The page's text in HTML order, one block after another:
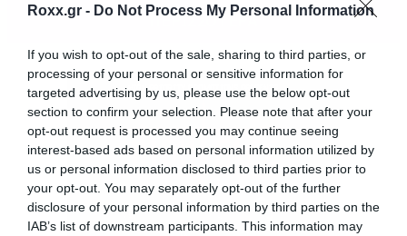
Roxx.gr - Do Not Process My Personal Information
If you wish to opt-out of the sale, sharing to third parties, or
processing of your personal or sensitive information for
targeted advertising by us, please use the below opt-out
section to confirm your selection. Please note that after your
opt-out request is processed you may continue seeing
interest-based ads based on personal information utilized by
us or personal information disclosed to third parties prior to
your opt-out. You may separately opt-out of the further
disclosure of your personal information by third parties on the
IAB’s list of downstream participants. This information may
ΠΕΡΙΣΣΟΤΕΡΑ